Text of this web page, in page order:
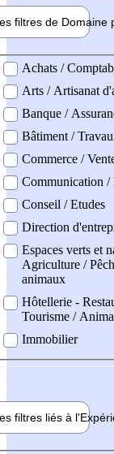
filtres de Domaine
professionel
Achats /
Arts / Artisanat
Banque /
Bâtiment /
Commerce /
Communication /
Conseil / Etudes
Direction
Espaces verts et
Agriculture /
animaux
Hôtellerie -
Tourisme /
Immobilier
filtres liés à l'